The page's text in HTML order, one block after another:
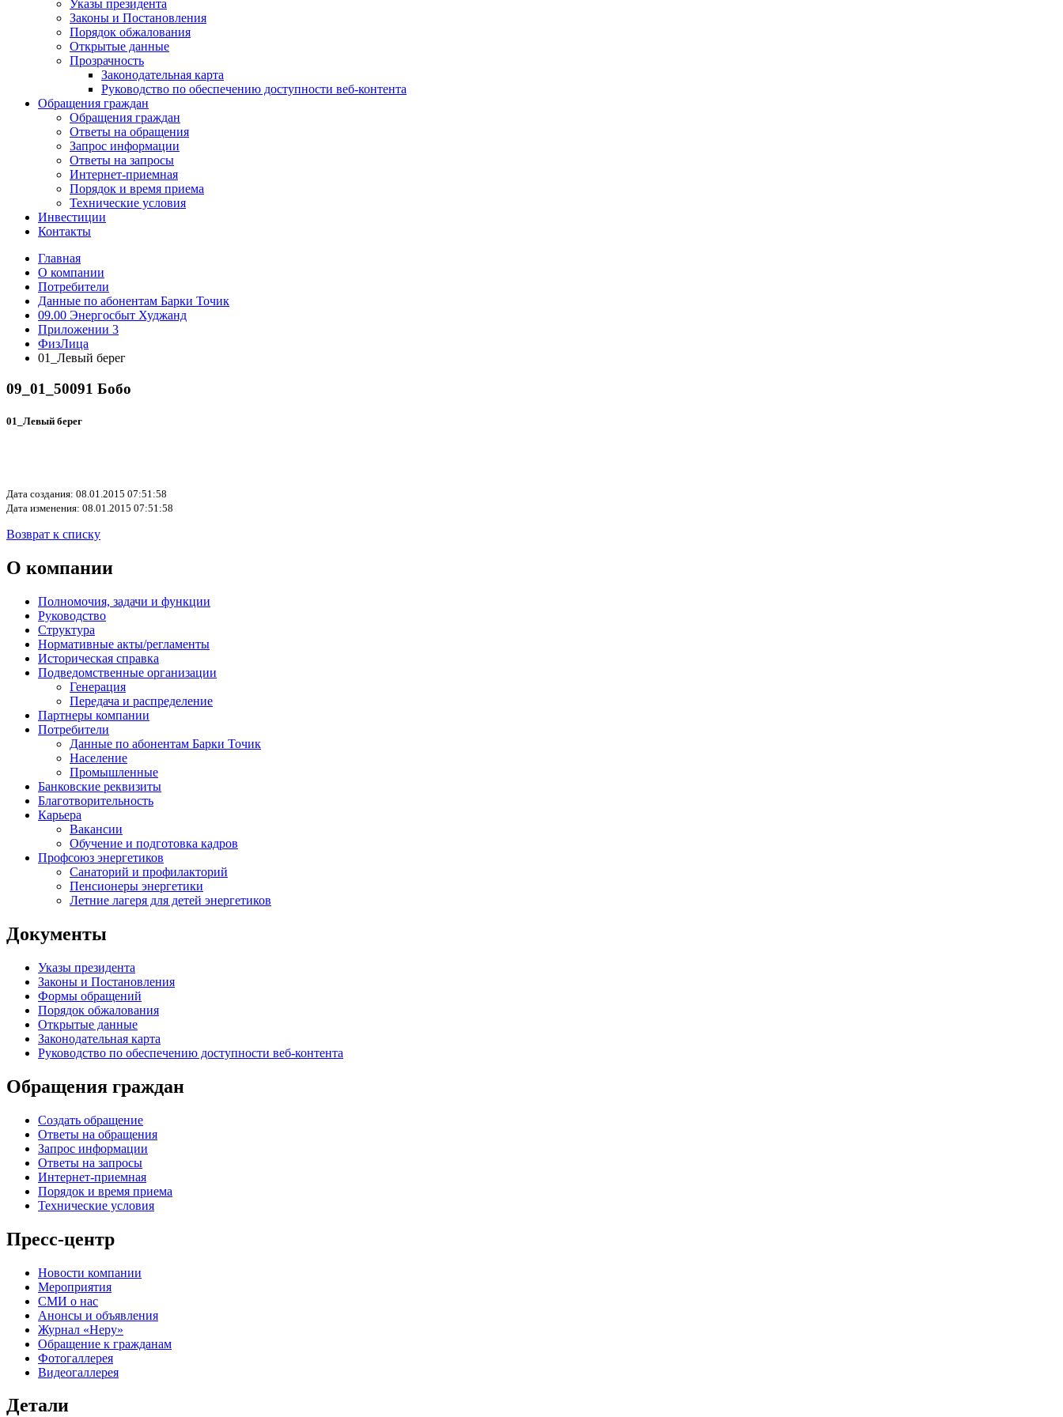
Указы президента
Законы и Постановления
Порядок обжалования
Открытые данные
Прозрачность
Законодательная карта
Руководство по обеспечению доступности веб-контента
Обращения граждан
Обращения граждан
Ответы на обращения
Запрос информации
Ответы на запросы
Интернет-приемная
Порядок и время приема
Технические условия
Инвестиции
Контакты
Главная
О компании
Потребители
Данные по абонентам Барки Точик
09.00 Энергосбыт Худжанд
Приложении 3
ФизЛица
01_Левый берег
09_01_50091 Бобо
01_Левый берег
Дата создания: 08.01.2015 07:51:58
Дата изменения: 08.01.2015 07:51:58
Возврат к списку
О компании
Полномочия, задачи и функции
Руководство
Структура
Нормативные акты/регламенты
Историческая справка
Подведомственные организации
Генерация
Передача и распределение
Партнеры компании
Потребители
Данные по абонентам Барки Точик
Население
Промышленные
Банковские реквизиты
Благотворительность
Карьера
Вакансии
Обучение и подготовка кадров
Профсоюз энергетиков
Санаторий и профилакторий
Пенсионеры энергетики
Летние лагеря для детей энергетиков
Документы
Указы президента
Законы и Постановления
Формы обращений
Порядок обжалования
Открытые данные
Законодательная карта
Руководство по обеспечению доступности веб-контента
Обращения граждан
Создать обращение
Ответы на обращения
Запрос информации
Ответы на запросы
Интернет-приемная
Порядок и время приема
Технические условия
Пресс-центр
Новости компании
Мероприятия
СМИ о нас
Анонсы и объявления
Журнал «Неру»
Обращение к гражданам
Фотогаллерея
Видеогаллерея
Детали